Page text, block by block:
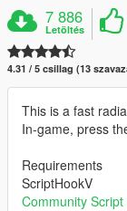
7 886
Letöltés
4.31 / 5 csillag (13
This is a fast
In-game, press
Requirements
ScriptHookV
Community Script